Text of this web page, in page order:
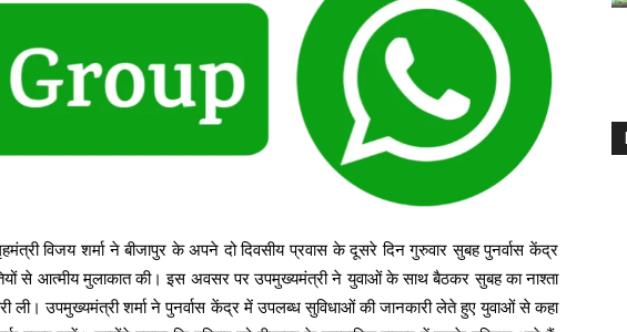
विजय शर्मा ने बीजापुर के अपने दो दिवसीय प्रवास के दूसरे दिन गुरुवार सुबह पुनर्वास केंद्र
से आत्मीय मुलाकात की। इस अवसर पर उपमुख्यमंत्री ने युवाओं के साथ बैठकर सुबह का नाश्ता
ली। उपमुख्यमंत्री शर्मा ने पुनर्वास केंद्र में उपलब्ध सुविधाओं की जानकारी लेते हुए युवाओं से कहा